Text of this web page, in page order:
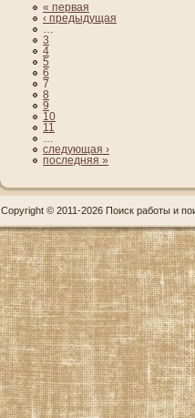
« первая
‹ предыдущая
…
3
4
5
6
7
8
9
10
11
…
следующая ›
последняя »
Copyright © 2011-2026 Поиск работы и